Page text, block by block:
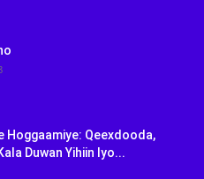
Hoggaamiye: Qeexdooda,
Duwan Yihiin Iyo...